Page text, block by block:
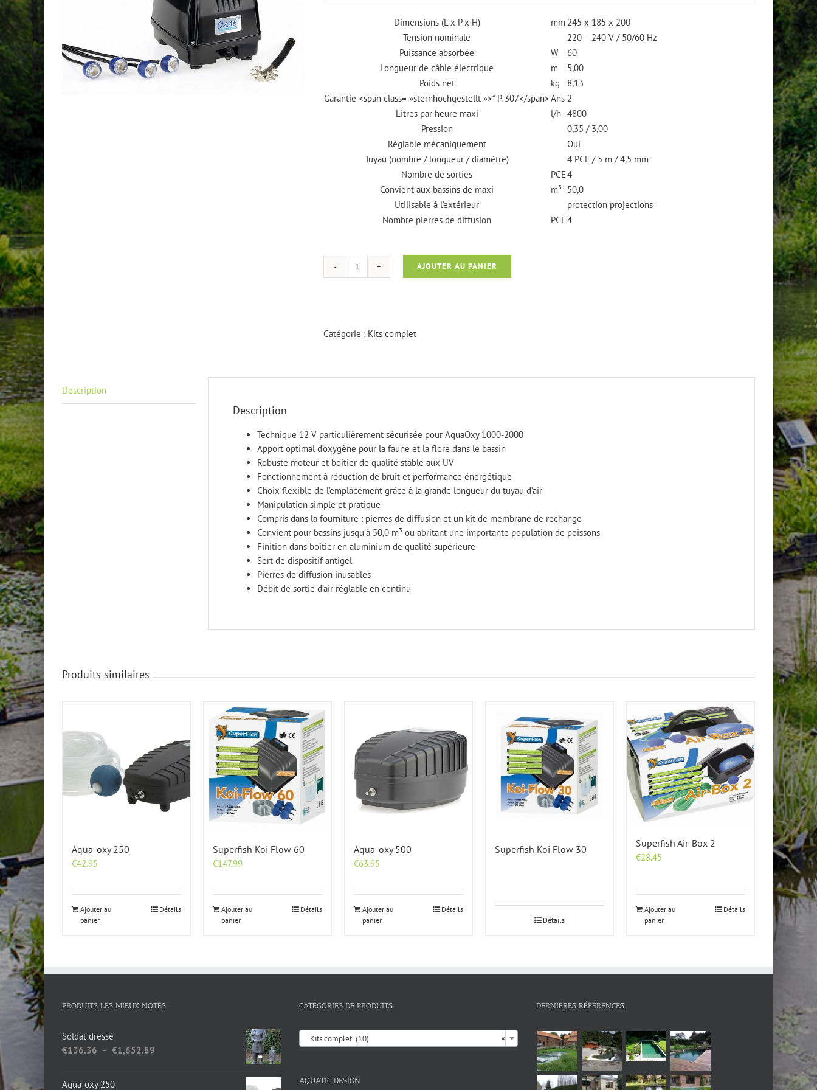
Dimensions (L x P x H) mm 245 x 185 x 200
Tension nominale
220 – 240 V / 50/60 Hz
Puissance absorbée
W
60
Longueur de câble électrique
m
5,00
Poids net
kg
8,13
Garantie <span class= »sternhochgestellt »>* P. 307</span>Ans 2
Litres par heure maxi
l/h 4800
Pression
0,35 / 3,00
Réglable mécaniquement
Oui
Tuyau (nombre / longueur / diamètre)
4 PCE / 5 m / 4,5 mm
Nombre de sorties
PCE4
Convient aux bassins de maxi
m³ 50,0
Utilisable à l’extérieur
protection projections
Nombre pierres de diffusion
PCE4
quantité
AJOUTER AU PANIER
Catégorie : Kits complet
Description
Description
Technique 12 V particulièrement sécurisée pour AquaOxy 1000-2000
Apport optimal d’oxygène pour la faune et la flore dans le bassin
Robuste moteur et boîtier de qualité stable aux UV
Fonctionnement à réduction de bruit et performance énergétique
Choix flexible de l’emplacement grâce à la grande longueur du tuyau d’air
Manipulation simple et pratique
Compris dans la fourniture : pierres de diffusion et un kit de membrane de rechange
Convient pour bassins jusqu’à 50,0 m³ ou abritant une importante population de poissons
Finition dans boîtier en aluminium de qualité supérieure
Sert de dispositif antigel
Pierres de diffusion inusables
Débit de sortie d’air réglable en continu
Produits similaires
Aqua-oxy 250
€42.95
Ajouter au
panier
Détails
Superfish Koi Flow 60
€147.99
Ajouter au
panier
Détails
Aqua-oxy 500
€63.95
Ajouter au
panier
Détails
Superfish Koi Flow 30
Détails
Superfish Air-Box 2
€28.45
Ajouter au
panier
Détails
PRODUITS LES MIEUX NOTÉS
Soldat dressé
€136.36 – €1,652.89
Aqua-oxy 250
CATÉGORIES DE PRODUITS
×
Kits complet (10)
AQUATIC DESIGN
DERNIÈRES RÉFÉRENCES